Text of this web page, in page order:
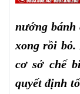
nướng bánh
xong rồi bỏ.
cơ sở chế
quyết định